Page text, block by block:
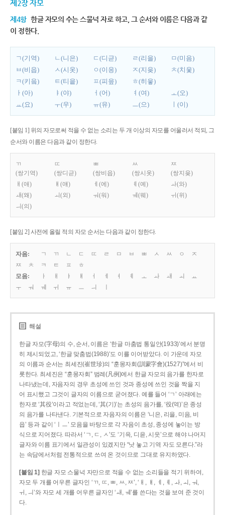
제2장 자모
제4항 한글 자모의 수는 스물넉 자로 하고, 그 순서와 이름은 다음과 같
이 정한다.
ㄱ(기역) ㄴ(니은) ㄷ(디귿) ㄹ(리을)
ㅁ(미음)
ㅂ(비읍)
ㅅ(시옷) ㅇ(이응) ㅈ(지읒)
ㅊ(치읓)
ㅋ(키읔)
ㅌ(티읕) ㅍ(피읖)
ㅎ(히읗)
ㅏ(아)
ㅑ(야) ㅓ(어) ㅕ(여)
ㅗ(오)
ㅛ(요)
ㅜ(우) ㅠ(유) ㅡ(으) ㅣ(이)
[붙임 1] 위의 자모로써 적을 수 없는 소리는 두 개 이상의 자모를 어울러서 적되, 그
순서와 이름은 다음과 같이 정한다.
ㄲ
(쌍기역)
ㄸ
(쌍디귿)
ㅃ
(쌍비읍)
ㅆ
(쌍시옷)
ㅉ
(쌍지읒)
ㅐ(애)
ㅒ(얘) ㅔ(에) ㅖ(예)
ㅘ(와)
ㅙ(왜)
ㅚ(외) ㅝ(워) ㅞ(웨)
ㅟ(위)
ㅢ(의)
[붙임 2] 사전에 올릴 적의 자모 순서는 다음과 같이 정한다.
자음: ㄱ ㄲ ㄴ ㄷ ㄸ ㄹ ㅁ ㅂ ㅃ ㅅ ㅆ ㅇ
ㅈ
ㅉ
ㅊ ㅋ ㅌ ㅍ
ㅎ
모음:
ㅏ ㅐ ㅑ ㅒ ㅓ ㅔ ㅕ ㅖ ㅗ ㅘ ㅙ ㅚ
ㅛ
ㅜ
ㅝ ㅞ ㅟ ㅠ ㅡ ㅢ
해설
한글 자모(字母)의 수, 순서, 이름은 ‘한글 마춤법 통일안(1933)’에서 분명
히 제시되었고, ‘한글 맞춤법(1988)’도 이를 이어받았다. 이 가운데 자모
의 이름과 순서는 최세진(崔世珍)의 “훈몽자회(訓蒙字會)(1527)”에서 비
롯한다. 최세진은 “훈몽자회” 범례(凡例)에서 한글 자모의 음가를 한자로
나타냈는데, 자음자의 경우 초성에 쓰인 것과 종성에 쓰인 것을 짝을 지
어 표시했고 그것이 글자의 이름으로 굳어졌다. 예를 들어 ‘ㄱ’ 아래에는
한자로 ‘其役’이라고 적었는데, ‘其(기)’는 초성의 음가를, ‘役(역)’은 종성
의 음가를 나타낸다. 기본적으로 자음자의 이름은 ‘니은, 리을, 미음, 비
읍’ 등과 같이 ‘ㅣㅡ’ 모음을 바탕으로 각 자음이 초성, 종성에 놓이는 방
식으로 지어졌다. 따라서 ‘ㄱ, ㄷ, ㅅ’도 ‘기윽, 디읃, 시읏’으로 해야 나머지
글자와 이름 표기에서 일관성이 있겠지만 “낫 놓고 기역 자도 모른다.”라
는 속담에서처럼 전통적으로 쓰여 온 것이므로 그대로 유지하였다.
[붙임 1] 한글 자모 스물넉 자만으로 적을 수 없는 소리들을 적기 위하여,
자모 두 개를 어우른 글자인 ‘ㄲ, ㄸ, ㅃ, ㅆ, ㅉ’, ‘ㅐ, ㅒ, ㅔ, ㅖ, ㅘ, ㅚ, ㅝ,
ㅟ, ㅢ’와 자모 세 개를 어우른 글자인 ‘ㅙ, ㅞ’를 쓴다는 것을 보여 준 것이
다.